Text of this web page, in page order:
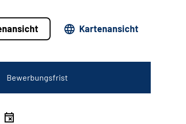
Kartenansicht
Bewerbungsfrist